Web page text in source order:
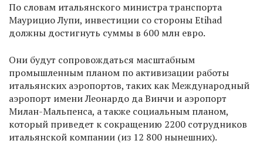
По словам итальянского министра транспорта
Маурицио Лупи, инвестиции со стороны Etihad
должны достигнуть суммы в 600 млн евро.
Они будут сопровождаться масштабным
промышленным планом по активизации работы
итальянских аэропортов, таких как Международный
аэропорт имени Леонардо да Винчи и аэропорт
Милан-Мальпенса, а также социальным планом,
который приведет к сокращению 2200 сотрудников
итальянской компании (из 12 800 нынешних).